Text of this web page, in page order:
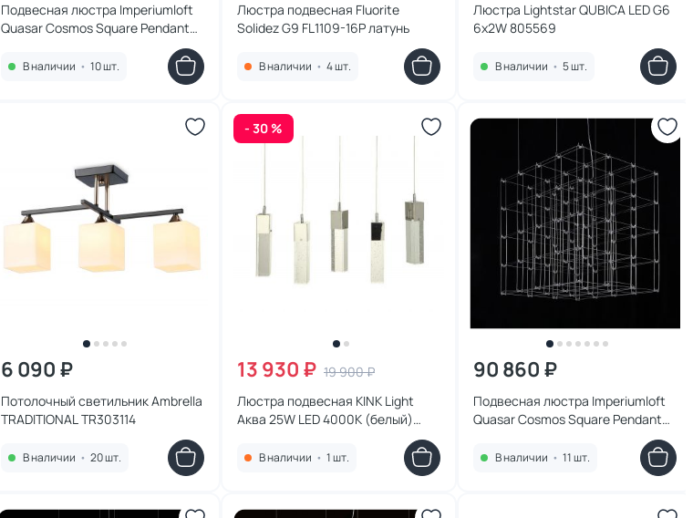
Подвесная люстра Imperiumloft
Quasar Cosmos Square Pendant
Light 120/60/60 LED 1W 144369-22
В наличии • 10 шт.
Люстра подвесная Fluorite
Solidez G9 FL1109-16P латунь
В наличии • 4 шт.
Люстра Lightstar QUBICA LED G6
6х2W 805569
В наличии • 5 шт.
6 090 ₽
Потолочный светильник Ambrella
TRADITIONAL TR303114
В наличии • 20 шт.
- 30 %
13 930 ₽ 19 900 ₽
Люстра подвесная KINK Light
Аква 25W LED 4000К (белый)
В наличии • 1 шт.
90 860 ₽
Подвесная люстра Imperiumloft
Quasar Cosmos Square Pendant
Light 80/80/80 LED 1W 252288-22
В наличии • 11 шт.